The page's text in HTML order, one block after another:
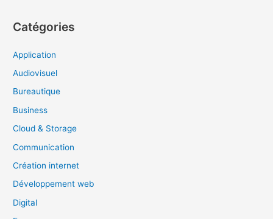
h
r
c
h
:
Catégories
Application
Audiovisuel
Bureautique
Business
Cloud & Storage
Communication
Création internet
Développement web
Digital